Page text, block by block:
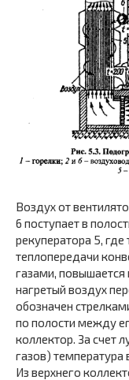
Воздух от
6 поступает в
рекуператора 5,
теплопередачи
газами,
нагретый воздух
обозначен
по полости между
коллектор. За счет
газов)
Из верхнего